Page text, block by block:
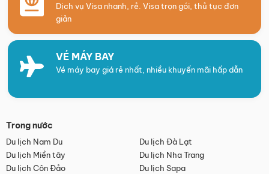
Dịch vụ Visa nhanh, rẻ. Visa trọn gói, thủ tục đơn
giản
VÉ MÁY BAY
Vé máy bay giá rẻ nhất, nhiều khuyến mãi hấp dẫn
Trong nước
Du lịch Nam Du
Du lịch Đà Lạt
Du lịch Miền tây
Du lịch Nha Trang
Du lịch Côn Đảo
Du lịch Sapa